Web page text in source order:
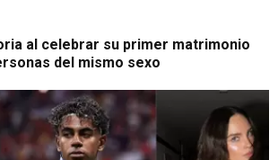
al celebrar su primer matrimonio
del mismo sexo